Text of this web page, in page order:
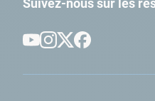
Suivez-nous sur les